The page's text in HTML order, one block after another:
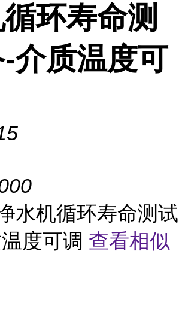
环寿命测
介质温度可
水机循环寿命测试
度可调 查看相似